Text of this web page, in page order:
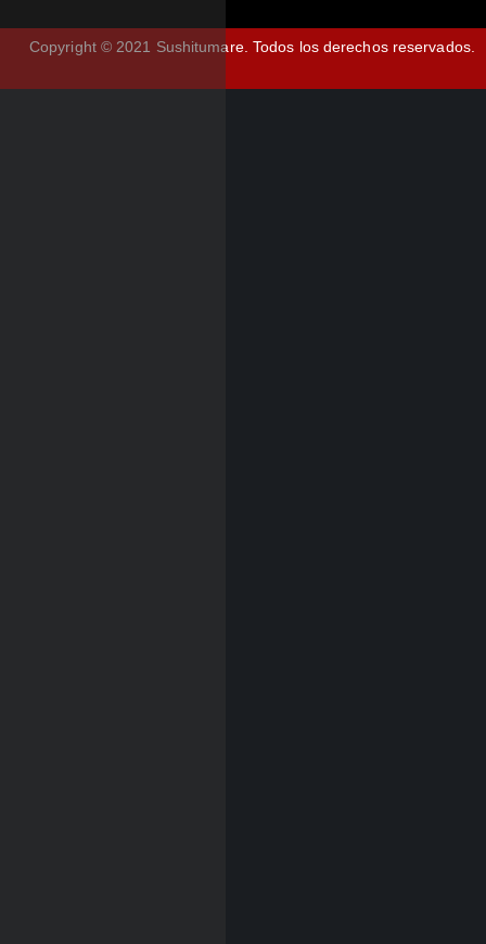
Copyright © 2021 Sushitumare. Todos los derechos reservados.